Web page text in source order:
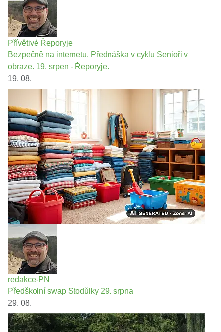
Přívětivé Řeporyje
Bezpečně na internetu. Přednáška v cyklu Senioři v
obraze. 19. srpen - Řeporyje.
19. 08.
redakce-PN
Předškolní swap Stodůlky 29. srpna
29. 08.